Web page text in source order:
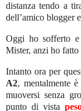
distanza tendo a
dell’amico blogger
Oggi ho sofferto e
Mister, anzi ho
Intanto ora per
A2, mentalmente
muoversi senza
punto di vista